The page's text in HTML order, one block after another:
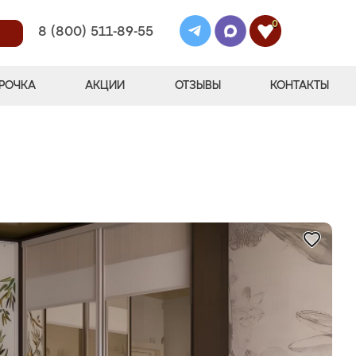
8 (800) 511-89-55
0
АКЦИИ ОТЗЫВЫ КОНТАКТЫ